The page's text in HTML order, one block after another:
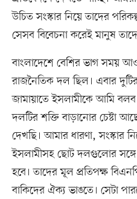
উচিত সংস্কার নিয়ে তাদের
সেসব বিবেচনা করেই মানুষ
বাংলাদেশে বেশির ভাগ সময়
রাজনৈতিক দল ছিল। এবার
জামায়াতে ইসলামীকে আমি
দলটির শক্তি বাড়ানোর চেষ্টা
দেখছি। আমার ধারণা, সংস্কার
ইসলামীসহ ছোট দলগুলোর
হবে। তাদের মূল প্রতিপক্ষ
বাকিদের ঐক্য ভাঙতে। সেটা